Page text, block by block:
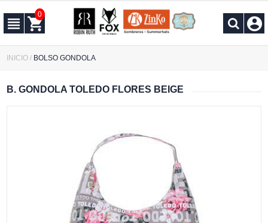
0
INICIO / BOLSO GONDOLA
B. GONDOLA TOLEDO FLORES BEIGE